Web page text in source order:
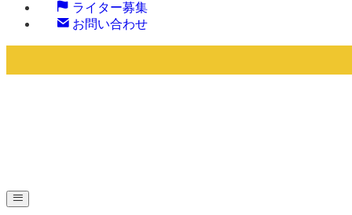
ライター募集
お問い合わせ